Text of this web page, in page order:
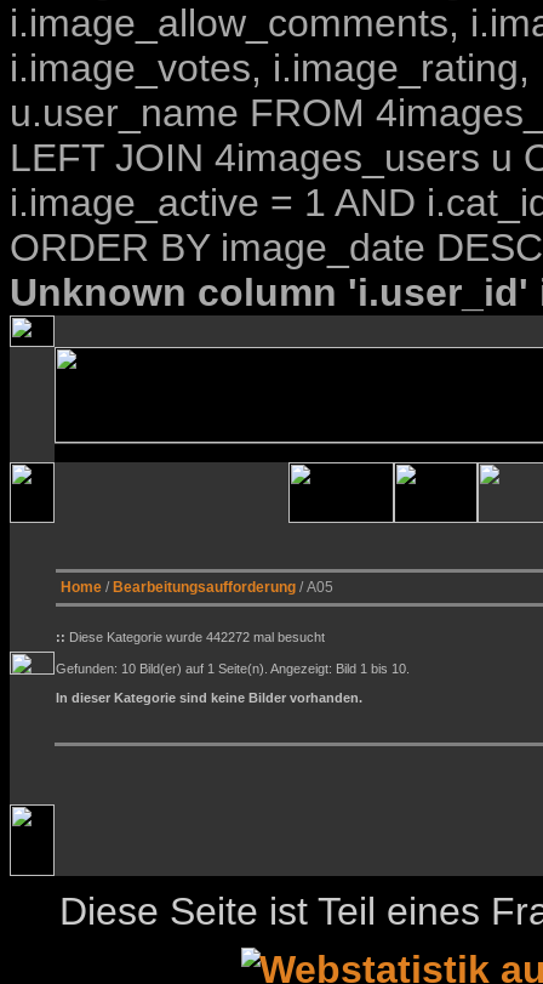
i.image_allow_comments,
i.image_votes,
u.user_name FROM
LEFT JOIN 4images_users u
i.image_active = 1 AND
ORDER BY image_date
Unknown column
Home / Bearbeitungsaufforderung / A05
:: Diese Kategorie wurde 442272 mal besucht
Gefunden: 10 Bild(er) auf 1 Seite(n). Angezeigt: Bild 1 bis 10.
In dieser Kategorie sind keine Bilder vorhanden.
Diese Seite ist Teil eines